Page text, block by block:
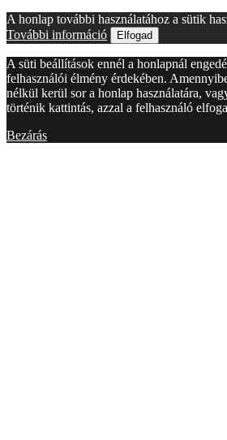
A honlap további használatához a sütik
További információ
Elfogad
A süti beállítások ennél a honlapnál
felhasználói élmény érdekében.
nélkül kerül sor a honlap használatára,
történik kattintás, azzal a felhasználó
Bezárás